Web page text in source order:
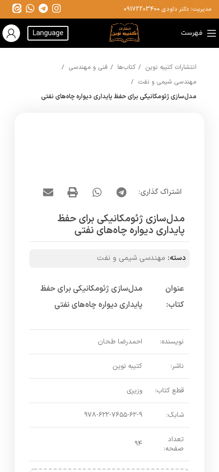
مدیریت: دکتر داودی 09172203400
فهرست Language
انتشارات کتیبه نوین کتاب‌ها
فنی و مهندسی
مهندسی شیمی و نفت
مدل‌سازی ژئومکانیکی برای حفظ پایداری دیواره چاه‌های نفتی
اشتراک گذاری:
مدل‌سازی ژئومکانیکی برای حفظ
پایداری دیواره چاه‌های نفتی
دسته: مهندسی شیمی و نفت
عنوان
کتاب:
مدل‌سازی ژئومکانیکی برای حفظ
پایداری دیواره چاه‌های نفتی
نویسنده: احمدرضا طحان
ناشر: کتیبه نوین
قطع کتاب: وزیری
شابک: ۹۷۸-۶۲۲-۷۶۵۵-۶۲-۹
تعداد
صفحه:
۹۴